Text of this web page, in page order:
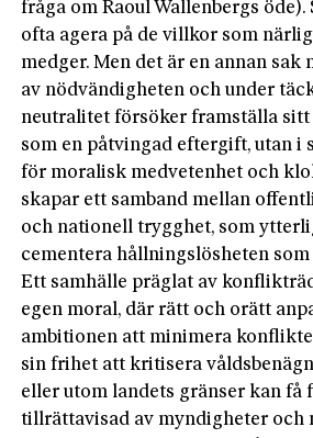
fråga om Raoul Wallenbergs
ofta agera på de villkor som
medger. Men det är en annan sak
av nödvändigheten och under
neutralitet försöker framställa sitt
som en påtvingad eftergift, utan i
för moralisk medvetenhet och
skapar ett samband mellan
och nationell trygghet, som
cementera hållningslösheten
Ett samhälle präglat av
egen moral, där rätt och orätt
ambitionen att minimera
sin frihet att kritisera
eller utom landets gränser kan få
tillrättavisad av myndigheter och